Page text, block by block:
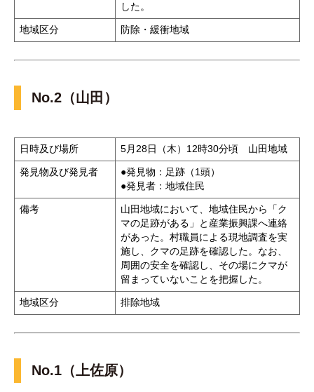
した。
地域区分 防除・緩衝地域
No.2（山田）
日時及び場所 5月28日（木）12時30分頃 山田地域
発見物及び発見者
●発見物：足跡（1頭）
●発見者：地域住民
備考
山田地域において、地域住民から「ク
マの足跡がある」と産業振興課へ連絡
があった。村職員による現地調査を実
施し、クマの足跡を確認した。なお、
周囲の安全を確認し、その場にクマが
留まっていないことを把握した。
地域区分 排除地域
No.1（上佐原）